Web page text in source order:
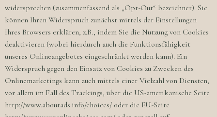
widersprechen (zusammenfassend als „Opt-Out“ bezeichnet). Sie
können Ihren Widerspruch zunächst mittels der Einstellungen
Ihres Browsers erklären, z.B., indem Sie die Nutzung von Cookies
deaktivieren (wobei hierdurch auch die Funktionsfähigkeit
unseres Onlineangebotes eingeschränkt werden kann). Ein
Widerspruch gegen den Einsatz von Cookies zu Zwecken des
Onlinemarketings kann auch mittels einer Vielzahl von Diensten,
vor allem im Fall des Trackings, über die US-amerikanische Seite
http://www.aboutads.info/choices/ oder die EU-Seite